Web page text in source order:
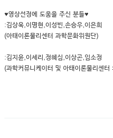
♥영상선정에 도움을 주신 분들♥
:김상욱,이명현,이성빈,손승우,이은희
(아태이론물리센터 과학문화위원단)
:김지윤,이세리,정혜심,이상곤,임소정
(과학커뮤니케이터 및 아태이론물리센터